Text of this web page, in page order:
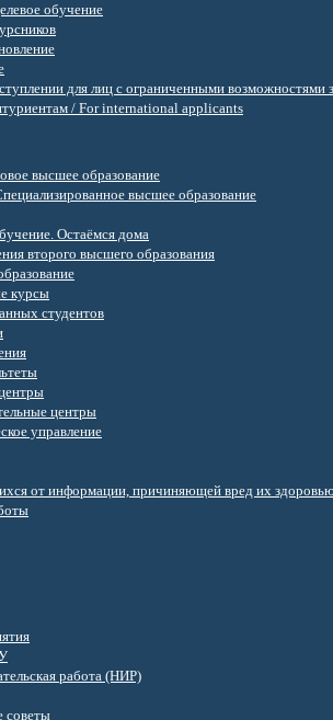
обучение
для лиц с ограниченными возможностями
/ For international applicants
высшее образование
высшее образование
Остаёмся дома
второго высшего образования
курсы
студентов
центры
управление
от информации, причиняющей вред их
работа (НИР)
советы